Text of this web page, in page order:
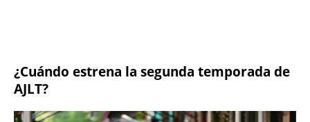
¿Cuándo estrena la segunda temporada de
AJLT?